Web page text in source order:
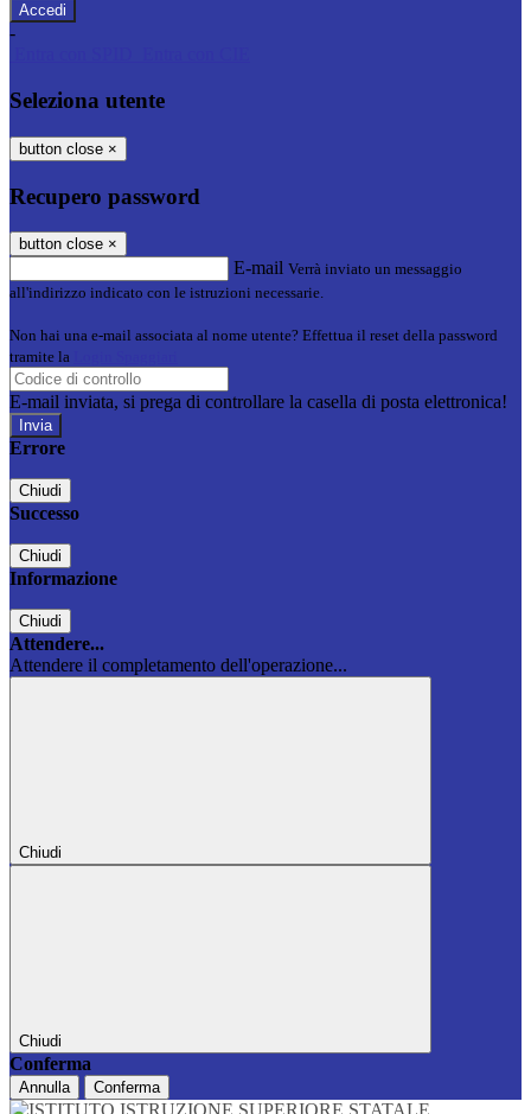
-
Seleziona utente
button close ×
Recupero password
button close ×
E-mail Verrà inviato un messaggio
all'indirizzo indicato con le istruzioni necessarie.
Non hai una e-mail associata al nome utente? Effettua il reset della password
tramite la
E-mail inviata, si prega di controllare la casella di posta elettronica!
Errore
Chiudi
Successo
Chiudi
Informazione
Chiudi
Attendere...
Attendere il completamento dell'operazione...
Chiudi
Chiudi
Conferma
Annulla Conferma